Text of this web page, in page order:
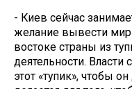
- Киев сейчас
желание вывести
востоке страны из
деятельности. Власти
этот «тупик», чтобы